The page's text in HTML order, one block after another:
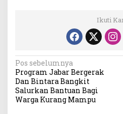
Ikuti
Navigasi
pos
Pos sebelumnya
Program Jabar Bergerak
Dan Bintara Bangkit
Salurkan Bantuan Bagi
Warga Kurang Mampu